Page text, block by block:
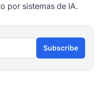
por sistemas de IA.
Subscribe